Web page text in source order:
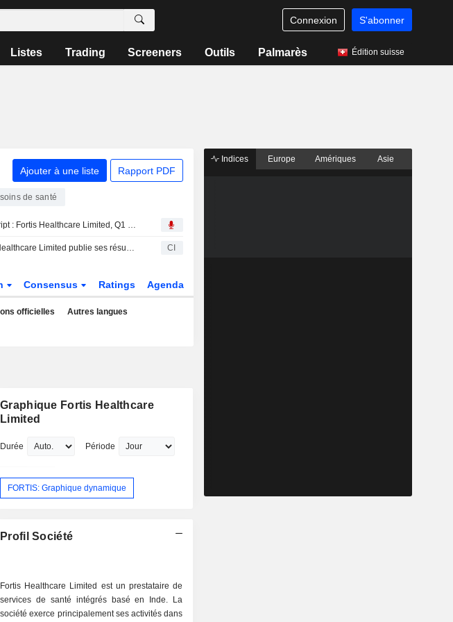
Connexion S'abonner
Listes Trading Screeners Outils Palmarès Édition suisse
Ajouter à une liste Rapport PDF
de santé
Transcript : Fortis Healthcare Limited, Q1 2027 Earnings Call, Aug 07, 2026
Fortis Healthcare Limited publie ses résultats pour le premier trimestre clos le 30 juin 2026 CI
Consensus Ratings Agenda
officielles Autres langues
Graphique Fortis Healthcare
Limited
Durée Période
FORTIS: Graphique dynamique
Profil Société
Fortis Healthcare Limited est un prestataire de
services de santé intégrés basé en Inde. La
société exerce principalement ses activités dans
Indices Europe Amériques Asie